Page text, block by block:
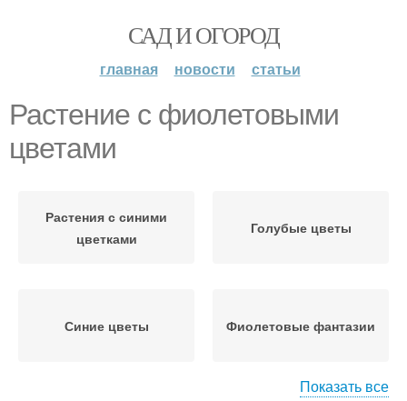
САД И ОГОРОД
главная новости статьи
Растение с фиолетовыми
цветами
Растения с синими
цветками
Голубые цветы
Синие цветы Фиолетовые фантазии
Показать все